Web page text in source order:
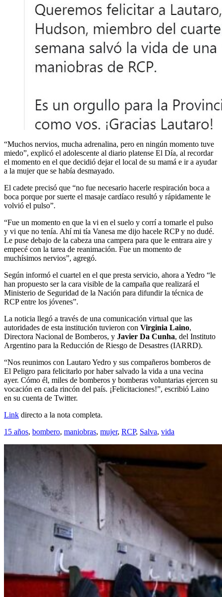
“Muchos nervios, mucha adrenalina, pero en ningún momento tuve
miedo”, explicó el adolescente al diario platense El Día, al recordar
el momento en el que decidió dejar el local de su mamá e ir a ayudar
a la mujer que se había desmayado.
El cadete precisó que “no fue necesario hacerle respiración boca a
boca porque por suerte el masaje cardíaco resultó y rápidamente le
volvió el pulso”.
“Fue un momento en que la vi en el suelo y corrí a tomarle el pulso
y vi que no tenía. Ahí mi tía Vanesa me dijo hacele RCP y no dudé.
Le puse debajo de la cabeza una campera para que le entrara aire y
empecé con la tarea de reanimación. Fue un momento de
muchísimos nervios”, agregó.
Según informó el cuartel en el que presta servicio, ahora a Yedro “le
han propuesto ser la cara visible de la campaña que realizará el
Ministerio de Seguridad de la Nación para difundir la técnica de
RCP entre los jóvenes”.
La noticia llegó a través de una comunicación virtual que las
autoridades de esta institución tuvieron con Virginia Laino,
Directora Nacional de Bomberos, y Javier Da Cunha, del Instituto
Argentino para la Reducción de Riesgo de Desastres (IARRD).
“Nos reunimos con Lautaro Yedro y sus compañeros bomberos de
El Peligro para felicitarlo por haber salvado la vida a una vecina
ayer. Cómo él, miles de bomberos y bomberas voluntarias ejercen su
vocación en cada rincón del país. ¡Felicitaciones!”, escribió Laino
en su cuenta de Twitter.
Link directo a la nota completa.
15 años, bombero, maniobras, mujer, RCP, Salva, vida